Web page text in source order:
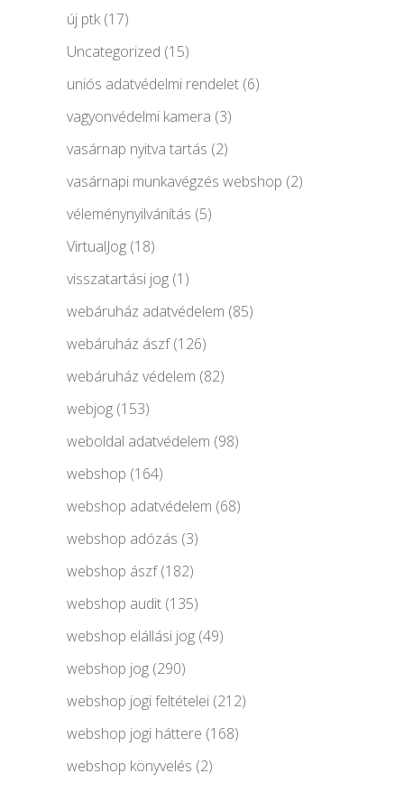
új ptk(17)
Uncategorized (15)
uniós adatvédelmi rendelet (6)
vagyonvédelmi kamera (3)
vasárnap nyitva tartás (2)
vasárnapi munkavégzés webshop (2)
véleménynyilvánítás (5)
VirtualJog (18)
visszatartási jog (1)
webáruház adatvédelem (85)
webáruház ászf(126)
webáruház védelem (82)
webjog (153)
weboldal adatvédelem (98)
webshop (164)
webshop adatvédelem (68)
webshop adózás (3)
webshop ászf(182)
webshop audit (135)
webshop elállási jog (49)
webshop jog (290)
webshop jogi feltételei (212)
webshop jogi háttere (168)
webshop könyvelés (2)